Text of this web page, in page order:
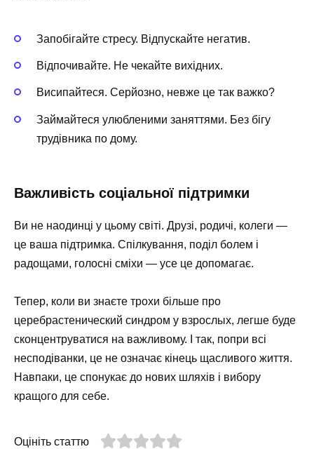
Запобігайте стресу. Відпускайте негатив.
Відпочивайте. Не чекайте вихідних.
Висипайтеся. Серйозно, невже це так важко?
Займайтеся улюбленими заняттями. Без бігу
трудівника по дому.
Важливість соціальної підтримки
Ви не наодинці у цьому світі. Друзі, родичі, колеги —
це ваша підтримка. Спілкування, поділ болем і
радощами, голосні сміхи — усе це допомагає.
Тепер, коли ви знаєте трохи більше про
церебрастенический синдром у взрослых, легше буде
сконцентруватися на важливому. І так, попри всі
несподіванки, це не означає кінець щасливого життя.
Навпаки, це спонукає до нових шляхів і вибору
кращого для себе.
Оцініть статтю